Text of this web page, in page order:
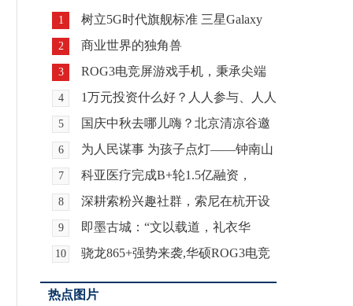
1
树立5G时代旗舰标准 三星Galaxy
S20系列正式登陆
2 商业世界的独角兽
3
ROG3电竞屏游戏手机，秉承尖端
设计，凸显华硕风采
4
1万元投资什么好？人人参与、人人
获益的大健康项
5
国庆中秋去哪儿嗨？北京清凉谷邀
你玩！
6
为人民谋事 为孩子点灯——钟南山
院士创新公益纪
7
科亚医疗完成B+轮1.5亿融资，
GGV纪源资本领投
8
深耕索粉兴趣社群，索尼在杭开设
大陆地区第七家直
9
即墨古城：“文以载道，礼衣华
夏”主题活动元旦盛
10
骁龙865+强势来袭,华硕ROG3电竞
屏游戏手机完美体
热点图片